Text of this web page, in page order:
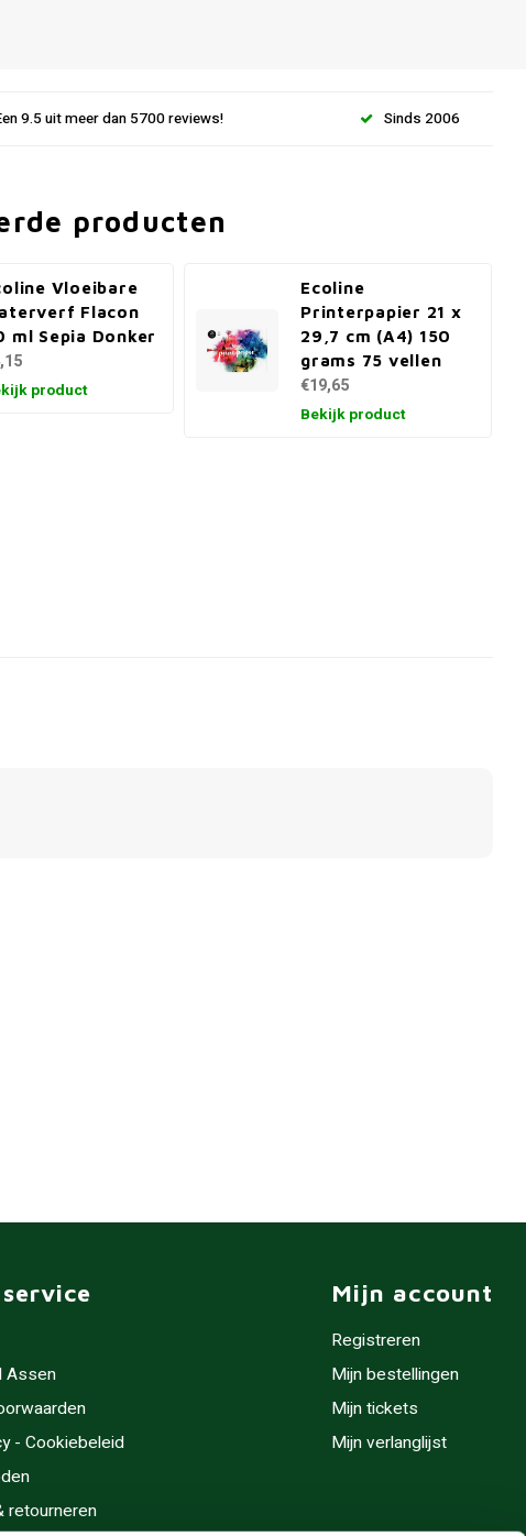
9.5 uit meer dan 5700 reviews! Sinds 2006
producten
Vloeibare
Flacon
ml Sepia Donker
product
Ecoline
Printerpapier 21 x
29,7 cm (A4) 150
grams 75 vellen
€19,65
Bekijk product
Assen
- Cookiebeleid
retourneren
Mijn account
Registreren
Mijn bestellingen
Mijn tickets
Mijn verlanglijst